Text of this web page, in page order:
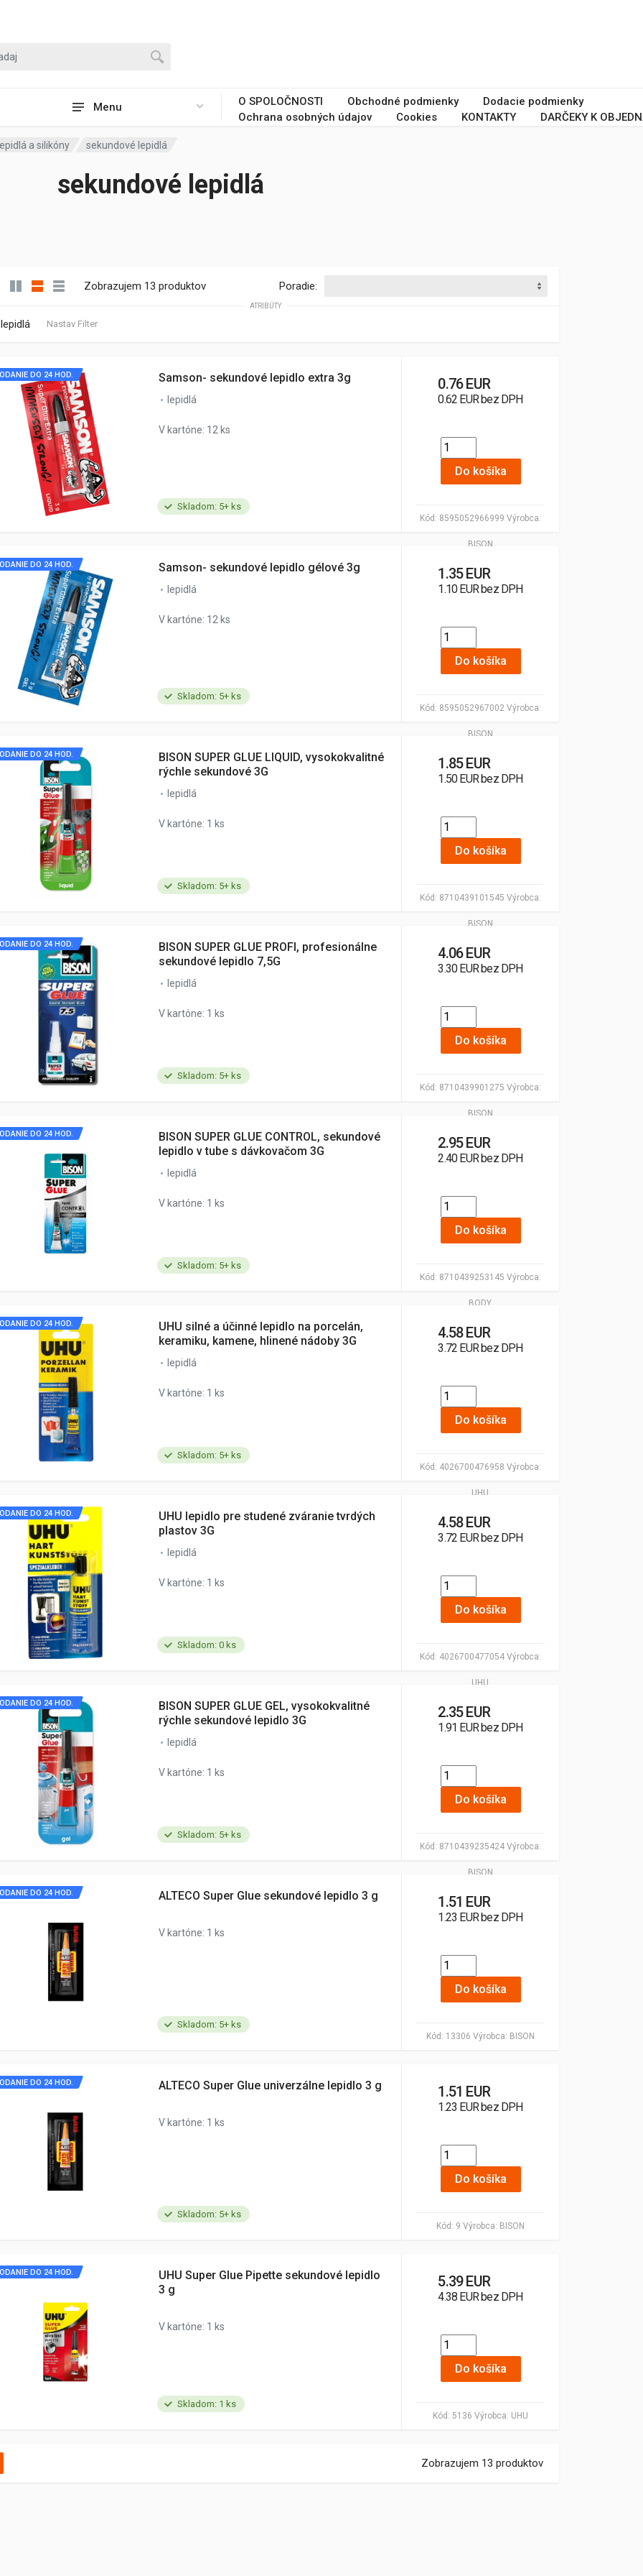
Menu O SPOLOČNOSTI Obchodné podmienky
Dodacie podmienky
Ochrana osobných údajov
Cookies KONTAKTY DARČEKY K
a silikóny sekundové lepidlá
sekundové lepidlá
Zobrazujem 13 produktov Poradie:
ATRIBÚTY
lepidlá Nastav Filter
Skladom: 5+ ks
Kód: 8595052966999 Výrobca:
BISON
DO 24 HOD. Samson- sekundové lepidlo extra 3g
lepidlá
V kartóne: 12 ks
0.76 EUR
0.62 EUR bez DPH
Do košíka
Skladom: 5+ ks
Kód: 8595052967002 Výrobca:
BISON
DO 24 HOD. Samson- sekundové lepidlo gélové 3g
lepidlá
V kartóne: 12 ks
1.35 EUR
1.10 EUR bez DPH
Do košíka
Skladom: 5+ ks
Kód: 8710439101545 Výrobca:
BISON
DO 24 HOD.
BISON SUPER GLUE LIQUID, vysokokvalitné
rýchle sekundové 3G
lepidlá
V kartóne: 1 ks
1.85 EUR
1.50 EUR bez DPH
Do košíka
Skladom: 5+ ks
Kód: 8710439901275 Výrobca:
BISON
DO 24 HOD.
BISON SUPER GLUE PROFI, profesionálne
sekundové lepidlo 7,5G
lepidlá
V kartóne: 1 ks
4.06 EUR
3.30 EUR bez DPH
Do košíka
Skladom: 5+ ks
Kód: 8710439253145 Výrobca:
BODY
DO 24 HOD.
BISON SUPER GLUE CONTROL, sekundové
lepidlo v tube s dávkovačom 3G
lepidlá
V kartóne: 1 ks
2.95 EUR
2.40 EUR bez DPH
Do košíka
Skladom: 5+ ks
Kód: 4026700476958 Výrobca:
UHU
DO 24 HOD.
UHU silné a účinné lepidlo na porcelán,
keramiku, kamene, hlinené nádoby 3G
lepidlá
V kartóne: 1 ks
4.58 EUR
3.72 EUR bez DPH
Do košíka
Skladom: 0 ks
Kód: 4026700477054 Výrobca:
UHU
DO 24 HOD.
UHU lepidlo pre studené zváranie tvrdých
plastov 3G
lepidlá
V kartóne: 1 ks
4.58 EUR
3.72 EUR bez DPH
Do košíka
Skladom: 5+ ks
Kód: 8710439235424 Výrobca:
BISON
DO 24 HOD.
BISON SUPER GLUE GEL, vysokokvalitné
rýchle sekundové lepidlo 3G
lepidlá
V kartóne: 1 ks
2.35 EUR
1.91 EUR bez DPH
Do košíka
Skladom: 5+ ks
Kód: 13306 Výrobca: BISON
DO 24 HOD. ALTECO Super Glue sekundové lepidlo 3 g
V kartóne: 1 ks
1.51 EUR
1.23 EUR bez DPH
Do košíka
Skladom: 5+ ks
Kód: 9 Výrobca: BISON
DO 24 HOD. ALTECO Super Glue univerzálne lepidlo 3 g
V kartóne: 1 ks
1.51 EUR
1.23 EUR bez DPH
Do košíka
Skladom: 1 ks
Kód: 5136 Výrobca: UHU
DO 24 HOD.
UHU Super Glue Pipette sekundové lepidlo
3 g
V kartóne: 1 ks
5.39 EUR
4.38 EUR bez DPH
Do košíka
Zobrazujem 13 produktov